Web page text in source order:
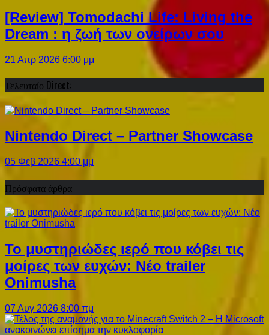
[Review] Tomodachi Life: Living the
Dream : η ζωή των ονείρων σου
21 Απρ 2026 6:00 μμ
Τελευταίο Direct:
Nintendo Direct – Partner Showcase
05 Φεβ 2026 4:00 μμ
Πρόσφατα άρθρα
Το μυστηριώδες ιερό που κόβει τις
μοίρες των ευχών: Νέο trailer
Onimusha
07 Αυγ 2026 8:00 πμ